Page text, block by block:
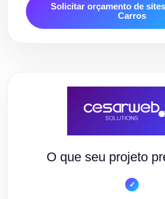
Solicitar orçamento de
Carros
O que seu projeto